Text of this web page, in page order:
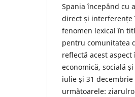
Spania începând cu
direct și interferențe
fenomen lexical în
pentru comunitatea
reflectă acest
economică, socială
iulie și 31
următoarele: